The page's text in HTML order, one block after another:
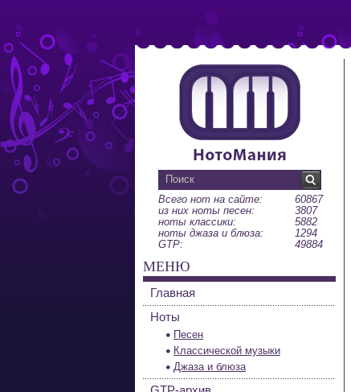
Всего нот на сайте:
60867
из них ноты песен:
3807
ноты классики:
5882
ноты джаза и блюза:
1294
GTP:
49884
МЕНЮ
Главная
Ноты
Песен
Классической музыки
Джаза и блюза